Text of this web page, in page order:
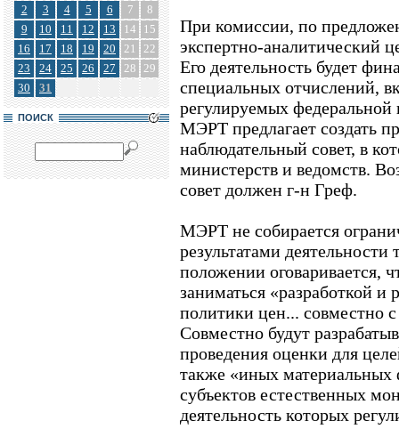
2
3 4 5 6 7
8
9
10 11 12 13 14
15
16
17 18 19 20 21
22
23
24 25 26 27 28 29
30
31
ПОИСК
При комиссии, по
экспертно-аналитический
Его деятельность будет
специальных отчислений,
регулируемых
МЭРТ предлагает создать
наблюдательный совет, в
министерств и ведомств.
совет должен г-н Греф.
МЭРТ не собирается
результатами
положении оговаривается,
заниматься «разработкой
политики цен... совместно
Совместно будут
проведения оценки для
также «иных материальных
субъектов естественных
деятельность которых